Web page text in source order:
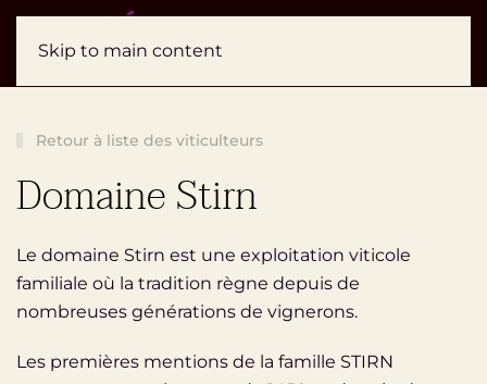
Skip to main content
Retour à liste des viticulteurs
Domaine Stirn
Le domaine Stirn est une exploitation viticole
familiale où la tradition règne depuis de
nombreuses générations de vignerons.
Les premières mentions de la famille STIRN